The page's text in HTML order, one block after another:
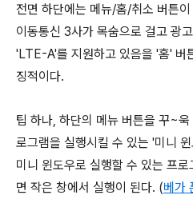
전면 하단에는 메뉴/홈/취소 버튼
이동통신 3사가 목숨으로 걸고 광
'LTE-A'를 지원하고 있음을 '홈' 버
징적이다.
팁 하나, 하단의 메뉴 버튼을 꾸~
로그램을 실행시킬 수 있는 '미니
미니 윈도우로 실행할 수 있는 프
면 작은 창에서 실행이 된다. (베가